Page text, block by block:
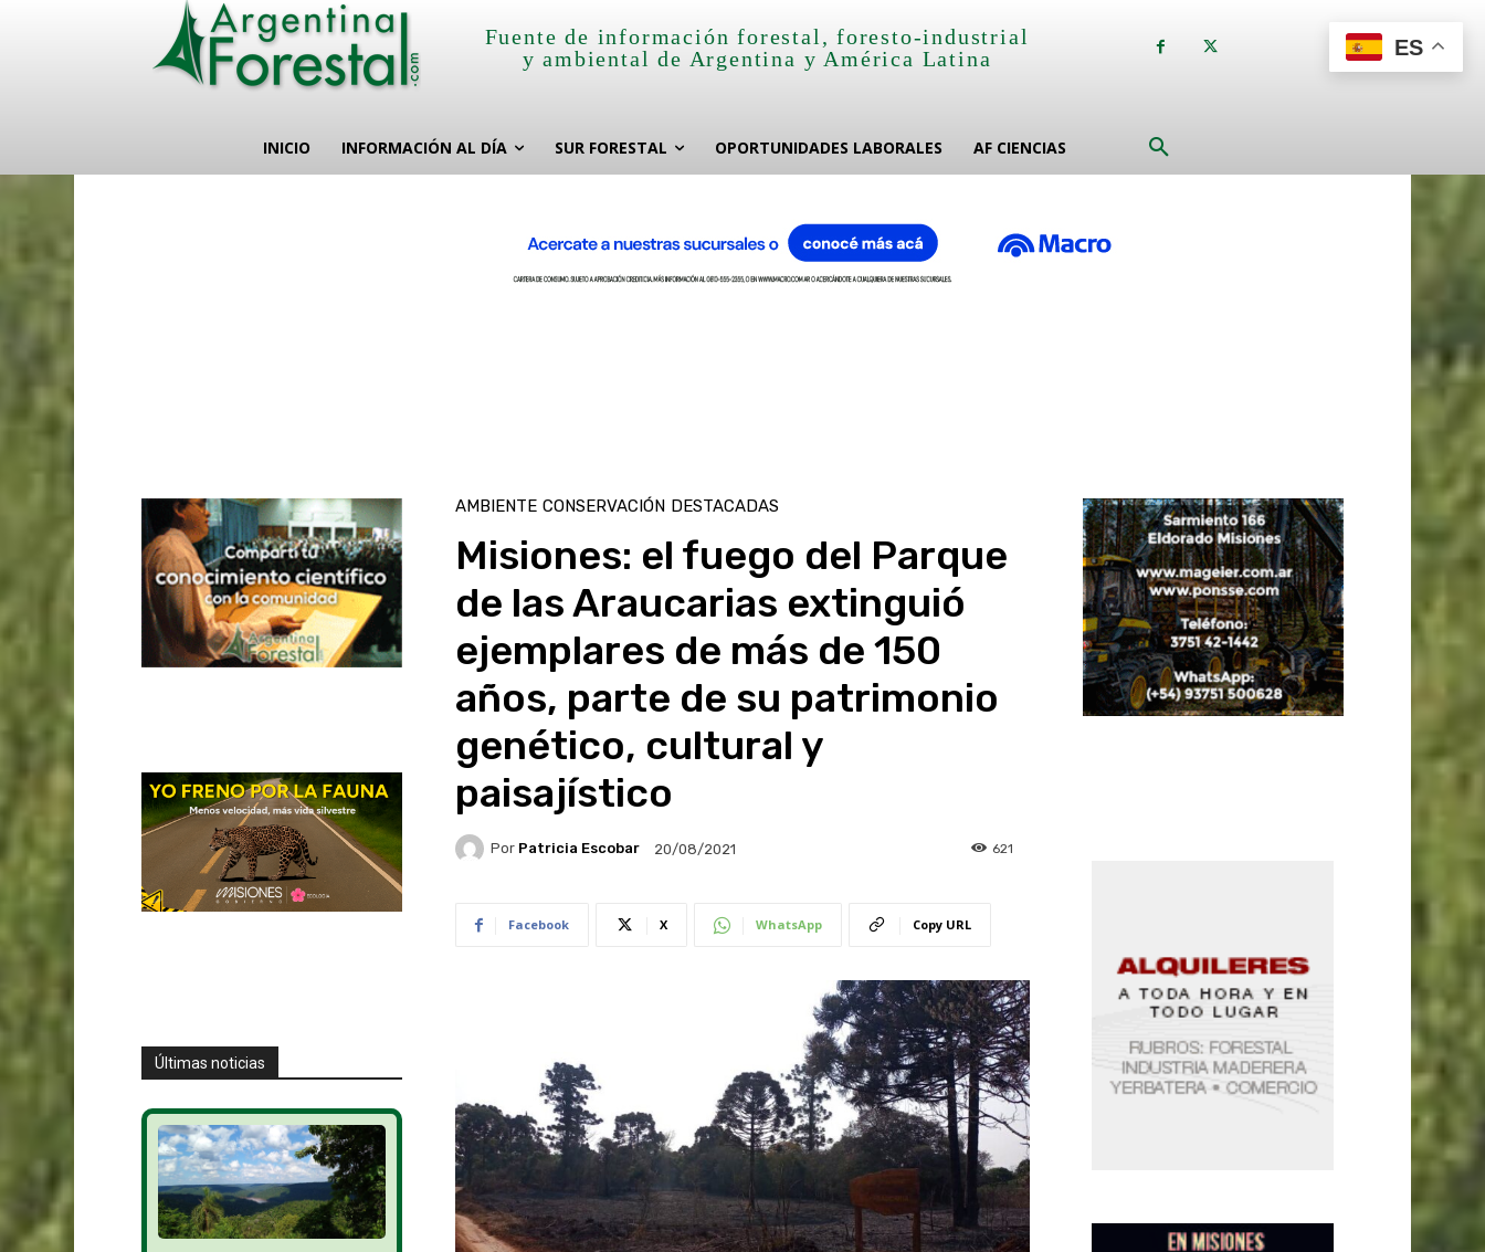
Fuente de información forestal, foresto-industrial
y ambiental de Argentina y América Latina
INICIO INFORMACIÓN AL DÍA SUR FORESTAL OPORTUNIDADES LABORALES AF CIENCIAS
Últimas noticias
AMBIENTE CONSERVACIÓN DESTACADAS
Misiones: el fuego del Parque
de las Araucarias extinguió
ejemplares de más de 150
años, parte de su patrimonio
genético, cultural y
paisajístico
Por Patricia Escobar 20/08/2021 621
Facebook X WhatsApp Copy URL
ES